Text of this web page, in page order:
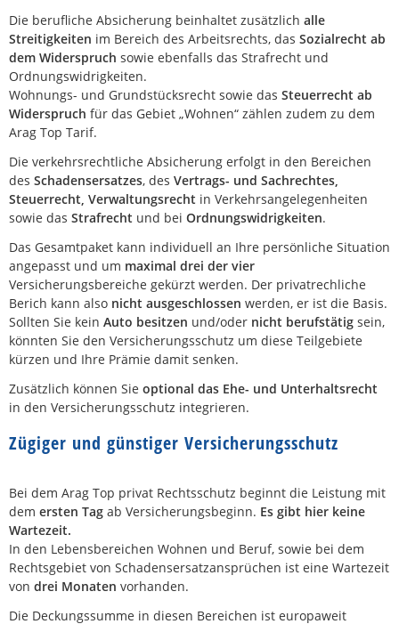
Die berufliche Absicherung beinhaltet zusätzlich alle
Streitigkeiten im Bereich des Arbeitsrechts, das Sozialrecht ab
dem Widerspruch sowie ebenfalls das Strafrecht und
Ordnungswidrigkeiten.
Wohnungs- und Grundstücksrecht sowie das Steuerrecht ab
Widerspruch für das Gebiet „Wohnen“ zählen zudem zu dem
Arag Top Tarif.
Die verkehrsrechtliche Absicherung erfolgt in den Bereichen
des Schadensersatzes, des Vertrags- und Sachrechtes,
Steuerrecht, Verwaltungsrecht in Verkehrsangelegenheiten
sowie das Strafrecht und bei Ordnungswidrigkeiten.
Das Gesamtpaket kann individuell an Ihre persönliche Situation
angepasst und um maximal drei der vier
Versicherungsbereiche gekürzt werden. Der privatrechliche
Berich kann also nicht ausgeschlossen werden, er ist die Basis.
Sollten Sie kein Auto besitzen und/oder nicht berufstätig sein,
könnten Sie den Versicherungsschutz um diese Teilgebiete
kürzen und Ihre Prämie damit senken.
Zusätzlich können Sie optional das Ehe- und Unterhaltsrecht
in den Versicherungsschutz integrieren.
Zügiger und günstiger Versicherungsschutz
Bei dem Arag Top privat Rechtsschutz beginnt die Leistung mit
dem ersten Tag ab Versicherungsbeginn. Es gibt hier keine
Wartezeit.
In den Lebensbereichen Wohnen und Beruf, sowie bei dem
Rechtsgebiet von Schadensersatzansprüchen ist eine Wartezeit
von drei Monaten vorhanden.
Die Deckungssumme in diesen Bereichen ist europaweit